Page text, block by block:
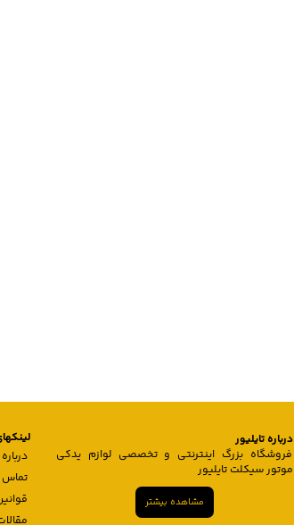
درباره تایلیور
فروشگاه بزرگ اینترنتی و تخصصی لوازم یدکی
موتور سیکلت تایلیور
مشاهده بیشتر
تماس